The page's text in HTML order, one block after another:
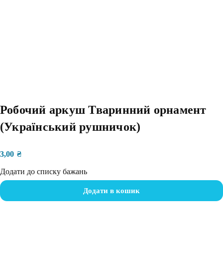
Робочий аркуш Тваринний орнамент
(Український рушничок)
3,00 ₴
Додати до списку бажань
Додати в кошик